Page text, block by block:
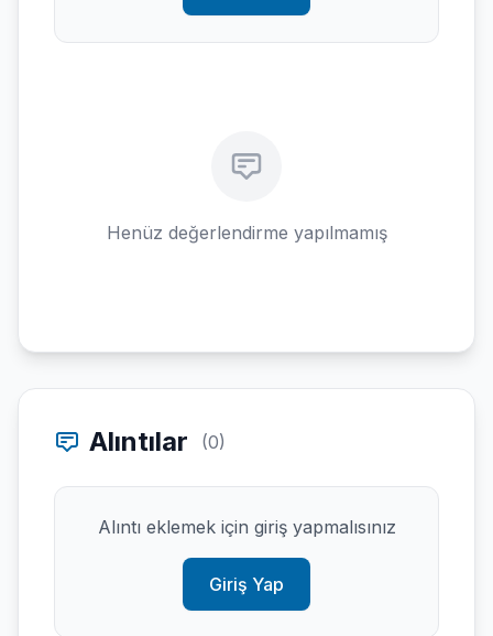
Henüz değerlendirme yapılmamış
Alıntılar (0)
Alıntı eklemek için giriş yapmalısınız
Giriş Yap